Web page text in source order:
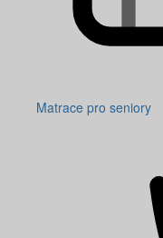
Matrace pro seniory